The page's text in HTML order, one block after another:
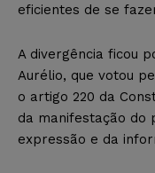
eficientes de se
A divergência ficou
Aurélio, que votou
o artigo 220 da
da manifestação do
expressão e da